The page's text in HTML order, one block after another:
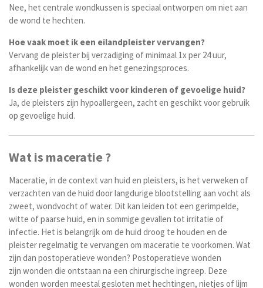
Nee, het centrale wondkussen is speciaal ontworpen om niet aan
de wond te hechten.
Hoe vaak moet ik een eilandpleister vervangen?
Vervang de pleister bij verzadiging of minimaal 1x per 24 uur,
afhankelijk van de wond en het genezingsproces.
Is deze pleister geschikt voor kinderen of gevoelige huid?
Ja, de pleisters zijn hypoallergeen, zacht en geschikt voor gebruik
op gevoelige huid.
Wat is maceratie ?
Maceratie, in de context van huid en pleisters, is het verweken of
verzachten van de huid door langdurige blootstelling aan vocht als
zweet, wondvocht of water. Dit kan leiden tot een gerimpelde,
witte of paarse huid, en in sommige gevallen tot irritatie of
infectie. Het is belangrijk om de huid droog te houden en de
pleister regelmatig te vervangen om maceratie te voorkomen. Wat
zijn dan postoperatieve wonden? Postoperatieve wonden
zijn wonden die ontstaan na een chirurgische ingreep. Deze
wonden worden meestal gesloten met hechtingen, nietjes of lijm